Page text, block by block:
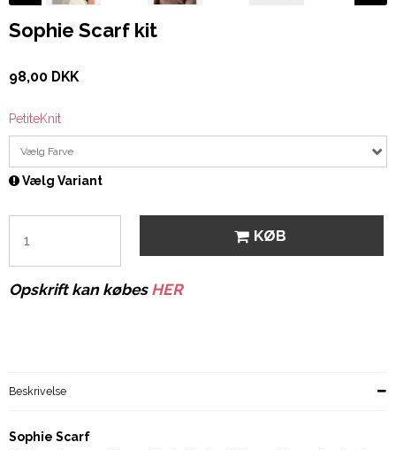
Sophie Scarf kit
98,00 DKK
PetiteKnit
Vælg Farve
Vælg Variant
KØB
Opskrift kan købes HER
Beskrivelse
Sophie Scarf